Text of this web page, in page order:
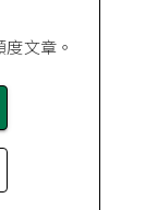
文章。